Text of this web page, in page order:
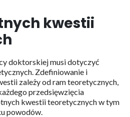
kwestii
doktorskiej musi dotyczyć
Zdefiniowanie i
zależy od ram teoretycznych,
przedsięwzięcia
kwestii teoretycznych w tym
powodów.